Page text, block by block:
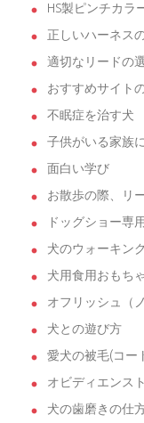
HS製ピンチカラ
正しいハーネス
適切なリードの
おすすめサイト
不眠症を治す犬
子供がいる家族
面白い学び
お散歩の際、リ
ドッグショー専
犬のウォーキン
犬用食用おもち
オフリッシュ（
犬との遊び方
愛犬の被毛(コー
オビディエンス
犬の歯磨きの仕